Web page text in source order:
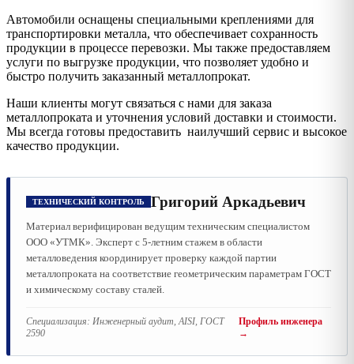
Автомобили оснащены специальными креплениями для
транспортировки металла, что обеспечивает сохранность
продукции в процессе перевозки. Мы также предоставляем
услуги по выгрузке продукции, что позволяет удобно и
быстро получить заказанный металлопрокат.
Наши клиенты могут связаться с нами для заказа
металлопроката и уточнения условий доставки и стоимости.
Мы всегда готовы предоставить наилучший сервис и высокое
качество продукции.
ТЕХНИЧЕСКИЙ КОНТРОЛЬ Григорий Аркадьевич
Материал верифицирован ведущим техническим специалистом
ООО «УТМК». Эксперт с 5-летним стажем в области
металловедения координирует проверку каждой партии
металлопроката на соответствие геометрическим параметрам ГОСТ
и химическому составу сталей.
Специализация: Инженерный аудит, AISI, ГОСТ
2590
Профиль инженера
→